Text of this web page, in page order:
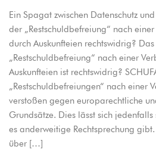
Ein Spagat zwischen Datenschutz
der „Restschuldbefreiung“ nach
durch Auskunfteien rechtswidrig?
„Restschuldbefreiung“ nach einer
Auskunfteien ist rechtswidrig?
„Restschuldbefreiungen“ nach einer
verstoßen gegen europarechtliche
Grundsätze. Dies lässt sich
es anderweitige Rechtsprechung
über […]